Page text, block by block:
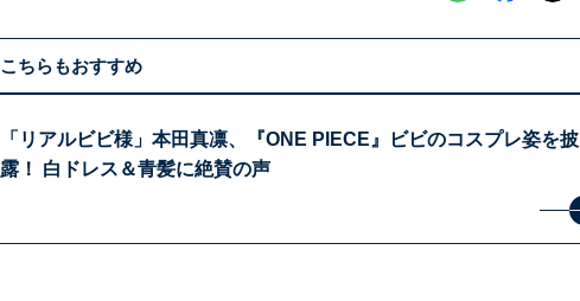
こちらもおすすめ
「リアルビビ様」本田真凛、『ONE PIECE』ビビのコスプレ姿を披
露！ 白ドレス＆青髪に絶賛の声